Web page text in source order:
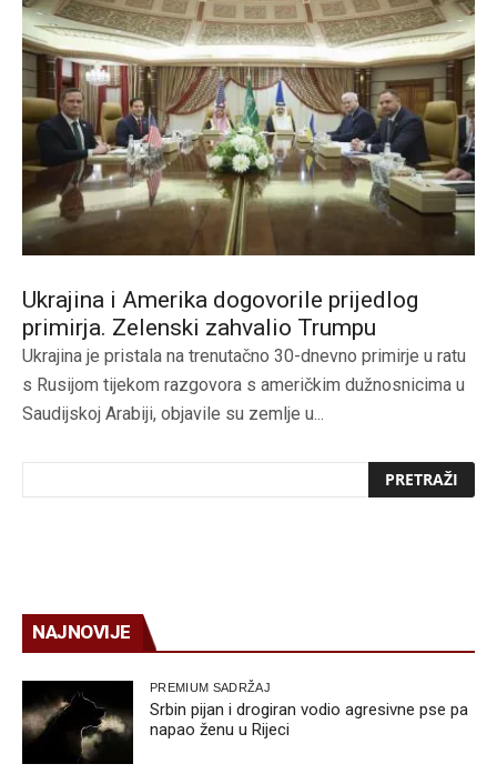
Ukrajina i Amerika dogovorile prijedlog
primirja. Zelenski zahvalio Trumpu
Ukrajina je pristala na trenutačno 30-dnevno primirje u ratu
s Rusijom tijekom razgovora s američkim dužnosnicima u
Saudijskoj Arabiji, objavile su zemlje u...
NAJNOVIJE
PREMIUM SADRŽAJ
Srbin pijan i drogiran vodio agresivne pse pa
napao ženu u Rijeci